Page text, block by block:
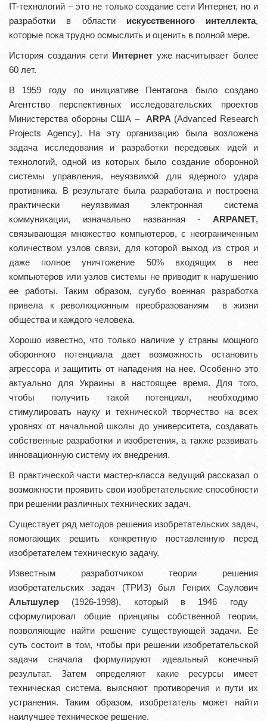
IT-технологий – это не только создание сети Интернет, но и
разработки в области искусственного интеллекта,
которые пока трудно осмыслить и оценить в полной мере.
История создания сети Интернет уже насчитывает более
60 лет.
В 1959 году по инициативе Пентагона было создано
Агентство перспективных исследовательских проектов
Министерства обороны США – АRPA (Advanced Research
Projects Agency). На эту организацию была возложена
задача исследования и разработки передовых идей и
технологий, одной из которых было создание оборонной
системы управления, неуязвимой для ядерного удара
противника. В результате была разработана и построена
практически неуязвимая электронная система
коммуникации, изначально названная - АRPANET,
связывающая множество компьютеров, с неограниченным
количеством узлов связи, для которой выход из строя и
даже полное уничтожение 50% входящих в нее
компьютеров или узлов системы не приводит к нарушению
ее работы. Таким образом, сугубо военная разработка
привела к революционным преобразованиям в жизни
общества и каждого человека.
Хорошо известно, что только наличие у страны мощного
оборонного потенциала дает возможность остановить
агрессора и защитить от нападения на нее. Особенно это
актуально для Украины в настоящее время. Для того,
чтобы получить такой потенциал, необходимо
стимулировать науку и технической творчество на всех
уровнях от начальной школы до университета, создавать
собственные разработки и изобретения, а также развивать
инновационную систему их внедрения.
В практической части мастер-класса ведущий рассказал о
возможности проявить свои изобретательские способности
при решении различных технических задач.
Существует ряд методов решения изобретательских задач,
помогающих решить конкретную поставленную перед
изобретателем техническую задачу.
Известным разработчиком теории решения
изобретательских задач (ТРИЗ) был Генрих Саулович
Альтшулер (1926-1998), который в 1946 году
сформулировал общие принципы собственной теории,
позволяющие найти решение существующей задачи. Ее
суть состоит в том, чтобы при решении изобретательской
задачи сначала формулируют идеальный конечный
результат. Затем определяют какие ресурсы имеет
техническая система, выясняют противоречия и пути их
устранения. Таким образом, изобретатель может найти
наилучшее техническое решение.